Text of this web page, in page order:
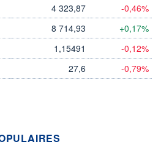
+ BAS
47,240
CAPITAL ÉCHANGÉ
0,20%
CAPI.
BOURSIÈRE
22 051 MUSD
PER ESTIMÉ
2026
4 323,87 -0,46%
8 714,93 +0,17%
1,15491 -0,12%
27,6 -0,79%